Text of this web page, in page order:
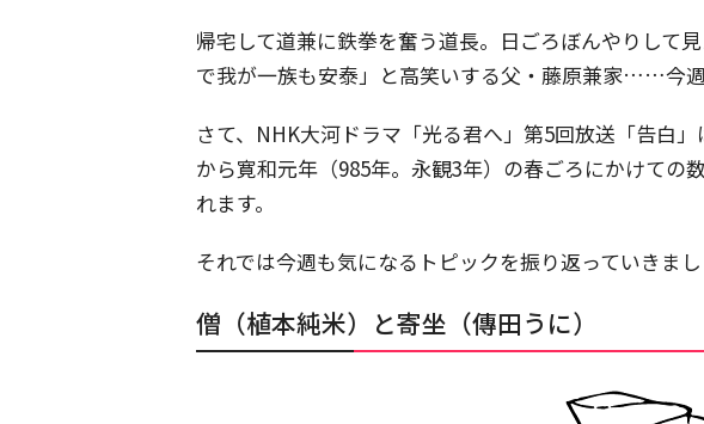
帰宅して道兼に鉄拳を奮う道長。日ごろぼんやりして
で我が一族も安泰」と高笑いする父・藤原兼家……今
さて、NHK大河ドラマ「光る君へ」第5回放送「告白
から寛和元年（985年。永観3年）の春ごろにかけての
れます。
それでは今週も気になるトピックを振り返っていきまし
僧（植本純米）と寄坐（傳田うに）